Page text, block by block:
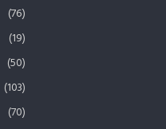
(76)
(19)
(50)
(103)
(70)